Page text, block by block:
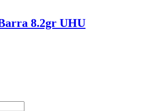
8.2gr UHU